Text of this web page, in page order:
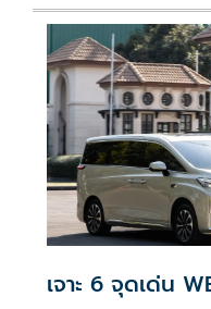
เจาะ 6 จุดเด่น